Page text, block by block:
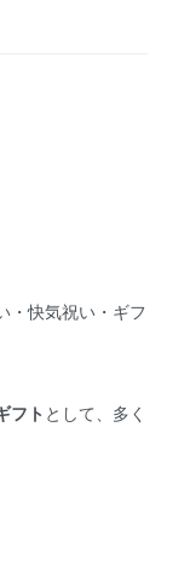
・快気祝い・ギフ
フト として、多く